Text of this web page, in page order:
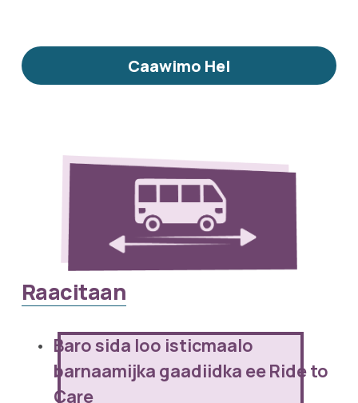
Caawimo Hel
Raacitaan
Baro sida loo isticmaalo
barnaamijka gaadiidka ee Ride to
Care